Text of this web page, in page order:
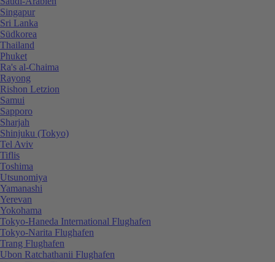
Singapur
Sri Lanka
Südkorea
Thailand
Phuket
Ra's al-Chaima
Rayong
Rishon Letzion
Samui
Sapporo
Sharjah
Shinjuku (Tokyo)
Tel Aviv
Tiflis
Toshima
Utsunomiya
Yamanashi
Yerevan
Yokohama
Tokyo-Haneda International Flughafen
Tokyo-Narita Flughafen
Trang Flughafen
Ubon Ratchathanii Flughafen